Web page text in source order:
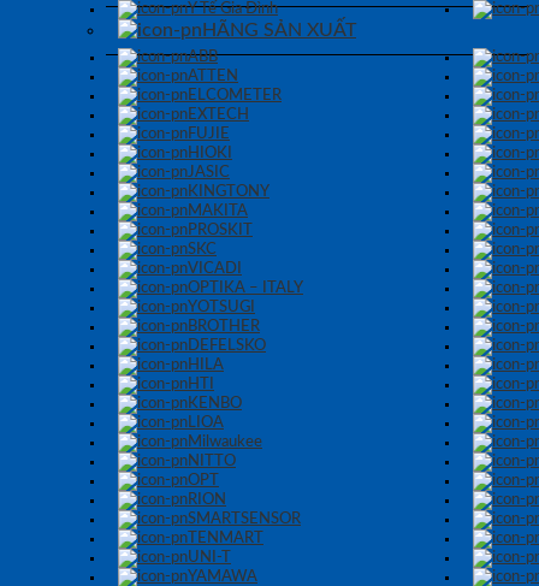
Y Tế Gia Đình
HÃNG SẢN XUẤT
ABB
ATTEN
ELCOMETER
EXTECH
FUJIE
HIOKI
JASIC
KINGTONY
MAKITA
PROSKIT
SKC
VICADI
OPTIKA – ITALY
YOTSUGI
BROTHER
DEFELSKO
HILA
HTI
KENBO
LIOA
Milwaukee
NITTO
OPT
RION
SMARTSENSOR
TENMART
UNI-T
YAMAWA